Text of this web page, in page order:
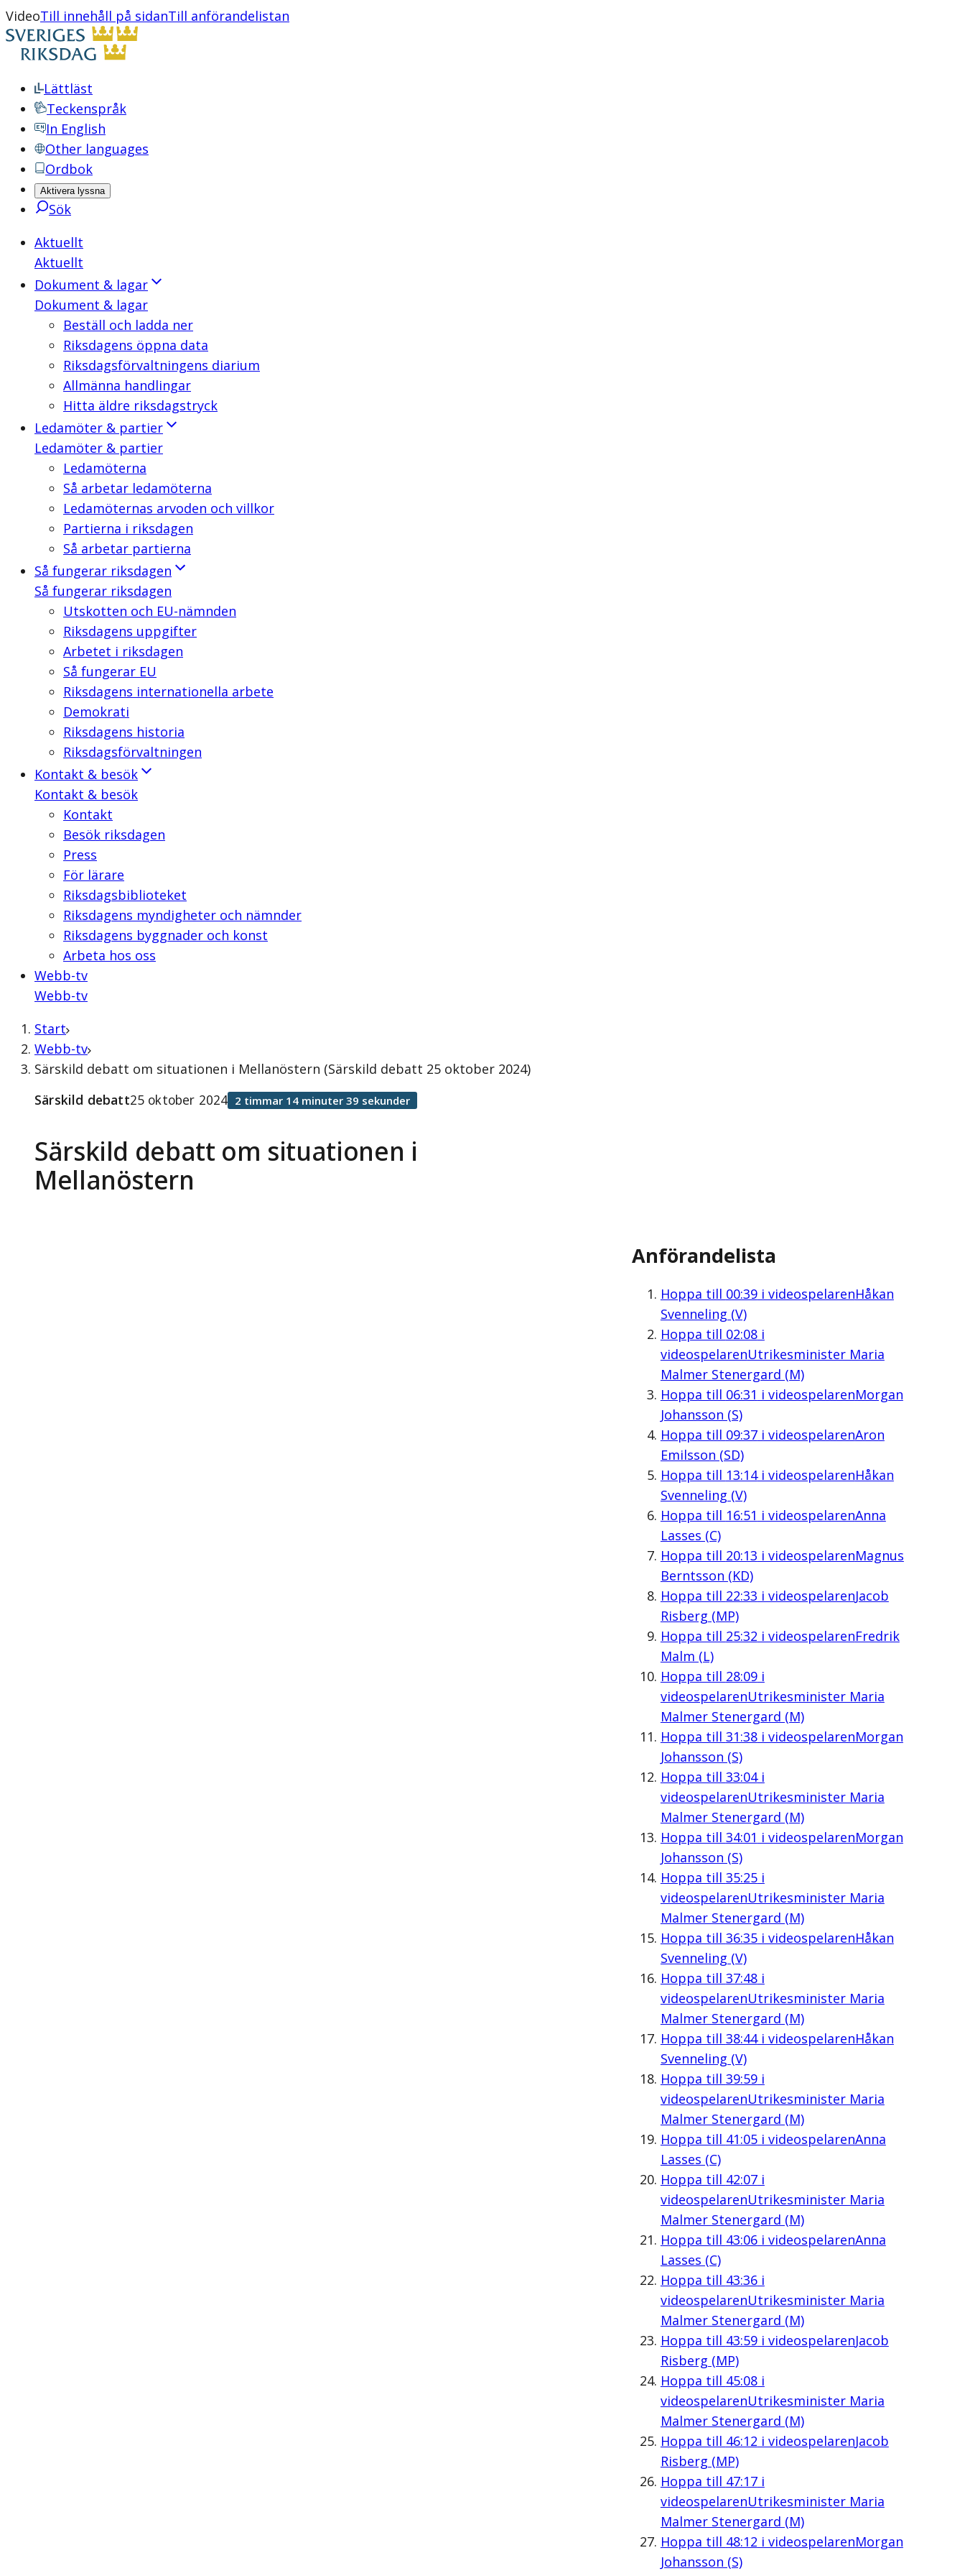
VideoTill innehåll på sidanTill anförandelistan
Lättläst
Teckenspråk
In English
Other languages
Ordbok
Aktivera lyssna
Sök
Aktuellt
Aktuellt
Dokument & lagar
Dokument & lagar
Beställ och ladda ner
Riksdagens öppna data
Riksdagsförvaltningens diarium
Allmänna handlingar
Hitta äldre riksdagstryck
Ledamöter & partier
Ledamöter & partier
Ledamöterna
Så arbetar ledamöterna
Ledamöternas arvoden och villkor
Partierna i riksdagen
Så arbetar partierna
Så fungerar riksdagen
Så fungerar riksdagen
Utskotten och EU-nämnden
Riksdagens uppgifter
Arbetet i riksdagen
Så fungerar EU
Riksdagens internationella arbete
Demokrati
Riksdagens historia
Riksdagsförvaltningen
Kontakt & besök
Kontakt & besök
Kontakt
Besök riksdagen
Press
För lärare
Riksdagsbiblioteket
Riksdagens myndigheter och nämnder
Riksdagens byggnader och konst
Arbeta hos oss
Webb-tv
Webb-tv
Start
Webb-tv
Särskild debatt om situationen i Mellanöstern (Särskild debatt 25 oktober 2024)
Särskild debatt om situationen i
Mellanöstern
Särskild debatt25 oktober 2024 2 timmar 14 minuter 39 sekunder
Anförandelista
Hoppa till 00:39i videospelarenHåkan
Svenneling (V)
Hoppa till 02:08i
videospelarenUtrikesminister Maria
Malmer Stenergard (M)
Hoppa till 06:31 i videospelarenMorgan
Johansson (S)
Hoppa till 09:37i videospelarenAron
Emilsson (SD)
Hoppa till 13:14i videospelarenHåkan
Svenneling (V)
Hoppa till 16:51 i videospelarenAnna
Lasses (C)
Hoppa till 20:13 i videospelarenMagnus
Berntsson (KD)
Hoppa till 22:33 i videospelarenJacob
Risberg (MP)
Hoppa till 25:32 i videospelarenFredrik
Malm (L)
Hoppa till 28:09i
videospelarenUtrikesminister Maria
Malmer Stenergard (M)
Hoppa till 31:38i videospelarenMorgan
Johansson (S)
Hoppa till 33:04i
videospelarenUtrikesminister Maria
Malmer Stenergard (M)
Hoppa till 34:01 i videospelarenMorgan
Johansson (S)
Hoppa till 35:25i
videospelarenUtrikesminister Maria
Malmer Stenergard (M)
Hoppa till 36:35i videospelarenHåkan
Svenneling (V)
Hoppa till 37:48i
videospelarenUtrikesminister Maria
Malmer Stenergard (M)
Hoppa till 38:44i videospelarenHåkan
Svenneling (V)
Hoppa till 39:59i
videospelarenUtrikesminister Maria
Malmer Stenergard (M)
Hoppa till 41:05i videospelarenAnna
Lasses (C)
Hoppa till 42:07i
videospelarenUtrikesminister Maria
Malmer Stenergard (M)
Hoppa till 43:06i videospelarenAnna
Lasses (C)
Hoppa till 43:36i
videospelarenUtrikesminister Maria
Malmer Stenergard (M)
Hoppa till 43:59i videospelarenJacob
Risberg (MP)
Hoppa till 45:08i
videospelarenUtrikesminister Maria
Malmer Stenergard (M)
Hoppa till 46:12 i videospelarenJacob
Risberg (MP)
Hoppa till 47:17i
videospelarenUtrikesminister Maria
Malmer Stenergard (M)
Hoppa till 48:12 i videospelarenMorgan
Johansson (S)